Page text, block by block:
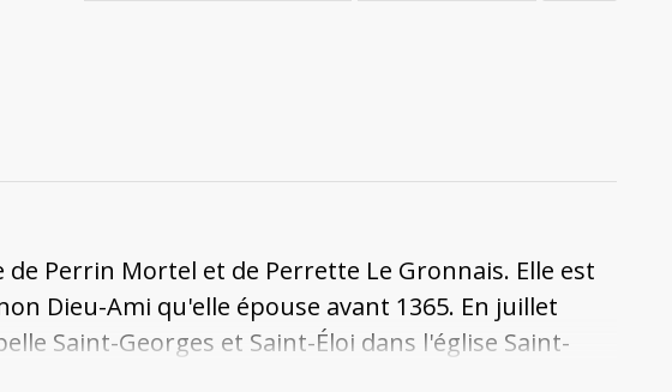
Perrin Mortel et de Perrette Le Gronnais. Elle est
Dieu-Ami qu'elle épouse avant 1365. En juillet
Saint-Georges et Saint-Éloi dans l'église Saint-